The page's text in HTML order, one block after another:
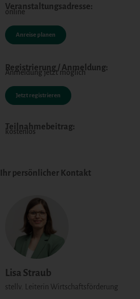
Veranstaltungsadresse:
online
Anreise planen
Registrierung / Anmeldung:
Anmeldung jetzt möglich
Jetzt registrieren
Teilnahmebeitrag:
kostenlos
Ihr persönlicher Kontakt
Lisa Straub
stellv. Leiterin Wirtschaftsförderung